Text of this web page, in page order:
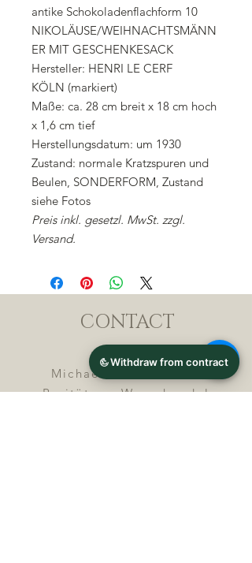
antike Schokoladenflachform 10
NIKOLÄUSE/WEIHNACHTSMÄNN
ER MIT GESCHENKESACK
Hersteller: HENRI LE CERF
KÖLN (markiert)
Maße: ca. 28 cm breit x 18 cm hoch
x 1,6 cm tief
Herstellungsdatum: um 1930
Zustand: normale Kratzspuren und
Beulen, SONDERFORM, Zustand
siehe Fotos
Preis inkl. gesetzl. MwSt. zzgl.
Versand.
CONTACT
Michael Lothar Wolf -
Raritäten - Warenhandel